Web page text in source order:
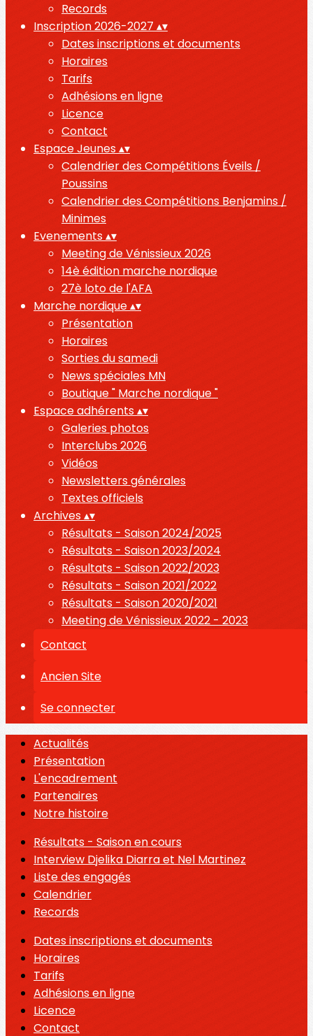
Records
Inscription 2026-2027 ▴▾
Dates inscriptions et documents
Horaires
Tarifs
Adhésions en ligne
Licence
Contact
Espace Jeunes▴▾
Calendrier des Compétitions Éveils /
Poussins
Calendrier des Compétitions Benjamins /
Minimes
Evenements▴▾
Meeting de Vénissieux 2026
14è édition marche nordique
27è loto de l'AFA
Marche nordique▴▾
Présentation
Horaires
Sorties du samedi
News spéciales MN
Boutique " Marche nordique "
Espace adhérents▴▾
Galeries photos
Interclubs 2026
Vidéos
Newsletters générales
Textes officiels
Archives▴▾
Résultats - Saison 2024/2025
Résultats - Saison 2023/2024
Résultats - Saison 2022/2023
Résultats - Saison 2021/2022
Résultats - Saison 2020/2021
Meeting de Vénissieux 2022 - 2023
Contact
Ancien Site
Se connecter
Actualités
Présentation
L'encadrement
Partenaires
Notre histoire
Résultats - Saison en cours
Interview Djelika Diarra et Nel Martinez
Liste des engagés
Calendrier
Records
Dates inscriptions et documents
Horaires
Tarifs
Adhésions en ligne
Licence
Contact